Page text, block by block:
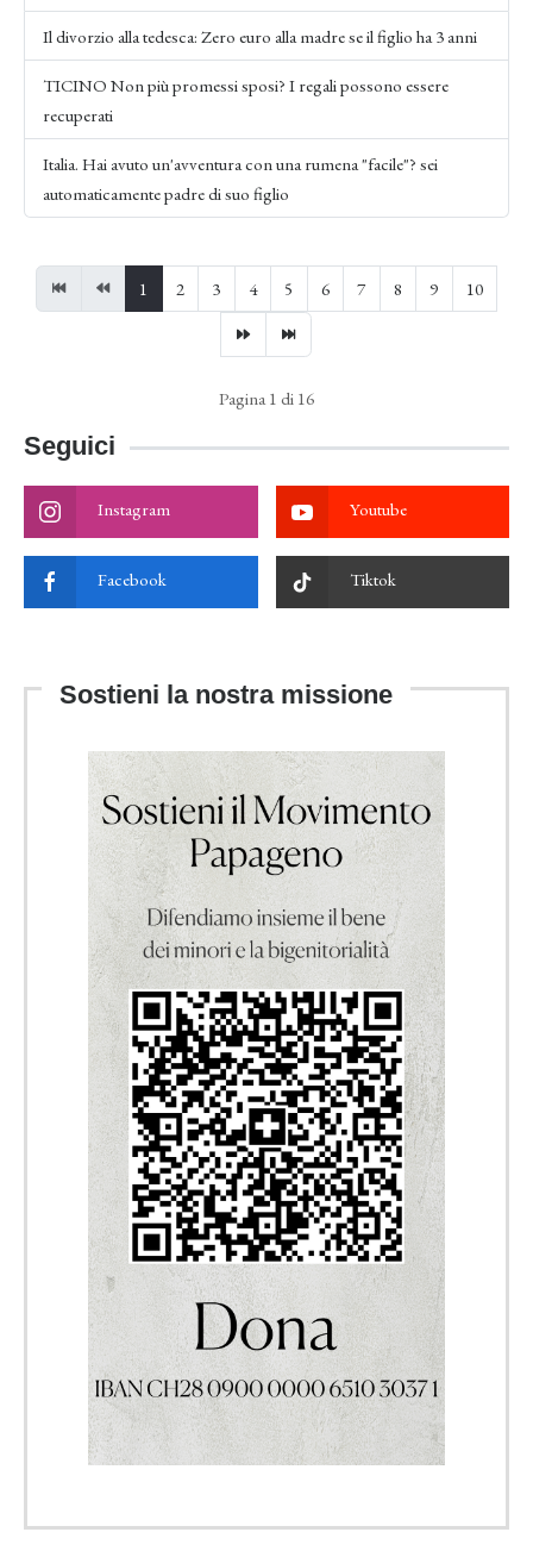
Il divorzio alla tedesca: Zero euro alla madre se il figlio ha 3 anni
TICINO Non più promessi sposi? I regali possono essere
recuperati
Italia. Hai avuto un'avventura con una rumena "facile"? sei
automaticamente padre di suo figlio
1 2 3 4 5 6 7 8 9 10
Pagina 1 di 16
Seguici
Instagram Youtube
Facebook Tiktok
Sostieni la nostra missione